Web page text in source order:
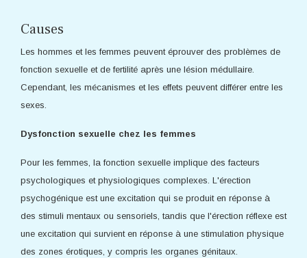
Causes
Les hommes et les femmes peuvent éprouver des problèmes de
fonction sexuelle et de fertilité après une lésion médullaire.
Cependant, les mécanismes et les effets peuvent différer entre les
sexes.
Dysfonction sexuelle chez les femmes
Pour les femmes, la fonction sexuelle implique des facteurs
psychologiques et physiologiques complexes. L'érection
psychogénique est une excitation qui se produit en réponse à
des stimuli mentaux ou sensoriels, tandis que l'érection réflexe est
une excitation qui survient en réponse à une stimulation physique
des zones érotiques, y compris les organes génitaux.